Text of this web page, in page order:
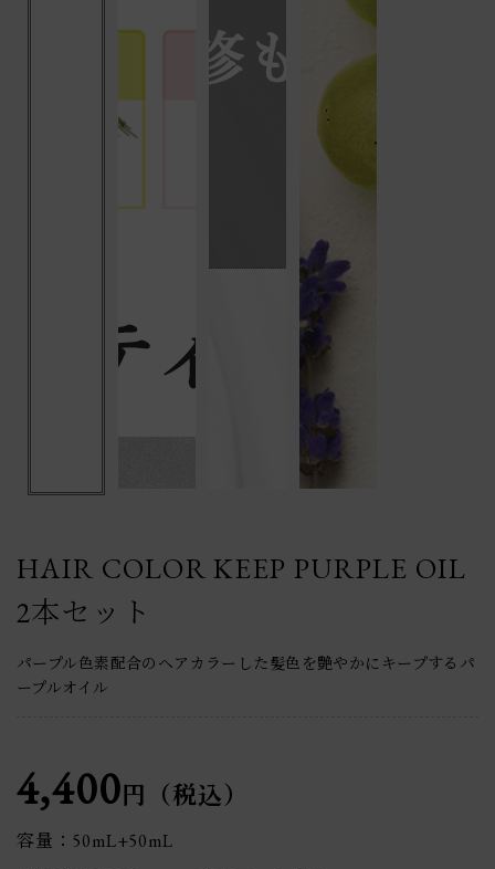
HAIR COLOR KEEP PURPLE OIL
2本セット
パープル色素配合のヘアカラーした髪色を艶やかにキープするパ
ープルオイル
4,400円（税込）
容量：50mL+50mL